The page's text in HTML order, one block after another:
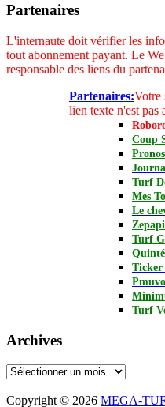
Partenaires
L'internaute doit vérifier les
tout abonnement payant. Le
responsable des liens du
Partenaires:Votre
lien texte n'est pas
Coup
Turf
Mes
Le
Turf
Ticker
Turf
Archives
Archives
Copyright © 2026 MEGA-